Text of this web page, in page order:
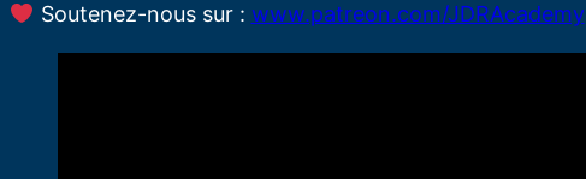
Soutenez-nous sur : www.patreon.com/JDRAcademy